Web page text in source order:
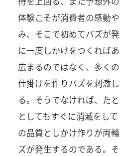
体験こそが消費者の感動
み、そこで初めてバズが
に一度しかけをつくれば
広まるのではなく、多く
仕掛けを作りバズを刺激
る。そうでなければ、た
としてもすぐに消滅をし
の品質としかけ作りが両
ズが発生するのである。